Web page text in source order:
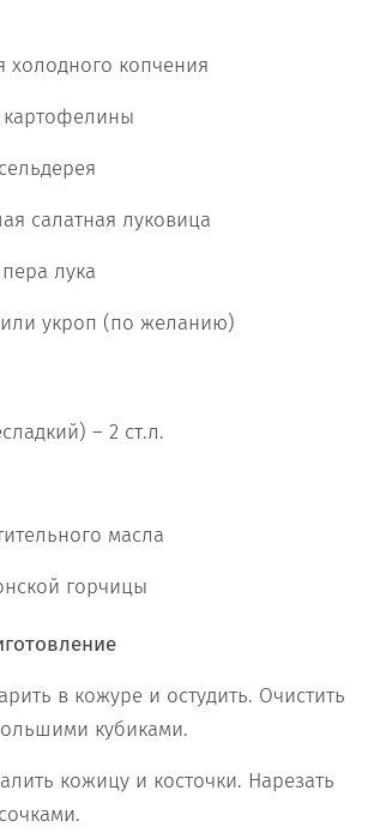
холодного копчения
картофелины
салатная луковица
лука
укроп (по желанию)
– 2 ст.л.
масла
горчицы
в кожуре и остудить. Очистить
кубиками.
кожицу и косточки. Нарезать